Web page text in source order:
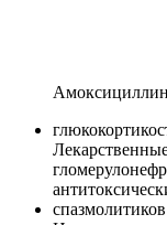
Амоксициллин